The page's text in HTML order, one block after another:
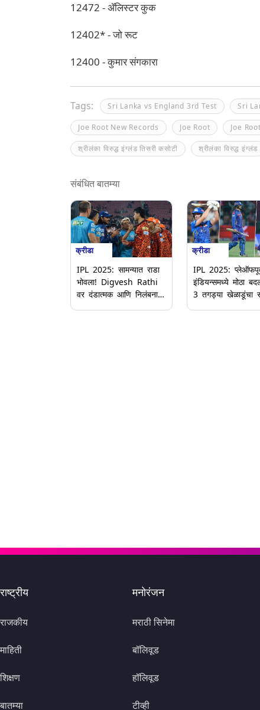
12472 - ॲलिस्टर कुक
12402* - जो रूट
12400 - कुमार संगकारा
Tags: Sri Lanka vs England 3rd Test Sri
Joe Root New Records Joe Root Joe
श्रीलंका विरुद्ध इंग्लंड तिसरी कसोटी श्रीलंका विरुद्ध इंग्लंड
संबंधित बातम्या
क्रीडा
IPL 2025: सामन्यात राडा
भोवला! Digvesh Rathi
वर दंडात्मक आणि निलंबनाची
क्रीडा
IPL 2025:
इंडियन्समध्ये मोठा
3 तगड्या खेळाडूंचा
राष्ट्रीय
राजकीय
माहिती
शिक्षण
बातम्या
मनोरंजन
मराठी सिनेमा
बॉलिवूड
हॉलिवूड
टीव्ही